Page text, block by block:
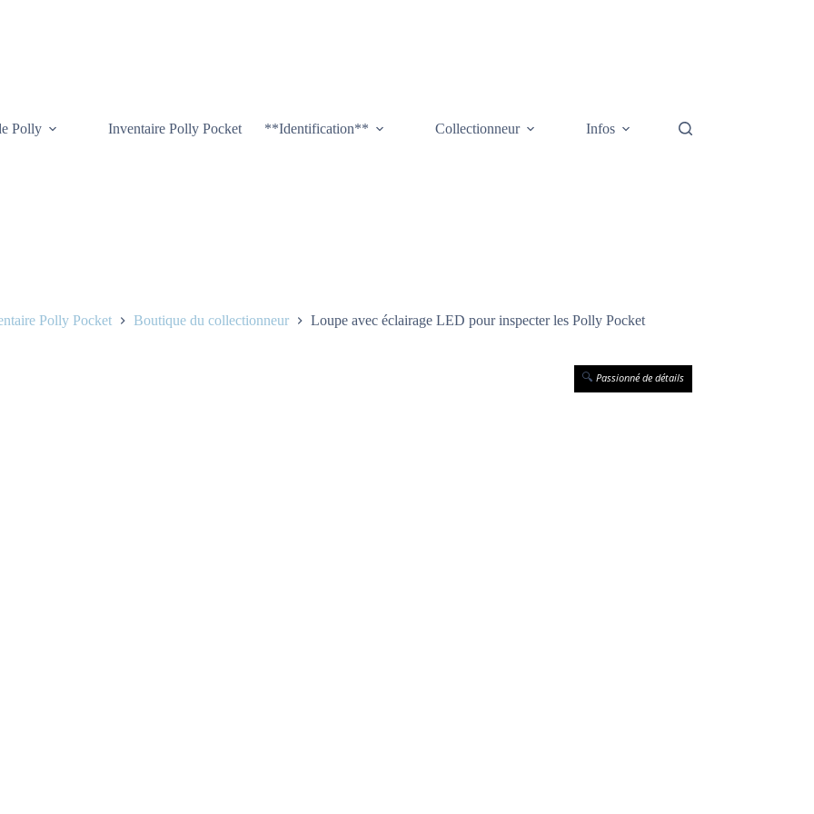
Polly Inventaire Polly Pocket **Identification** Collectionneur Infos Galerie photos
Polly Pocket Boutique du collectionneur Loupe avec éclairage LED pour inspecter les Polly Pocket
🔍Passionné de détails